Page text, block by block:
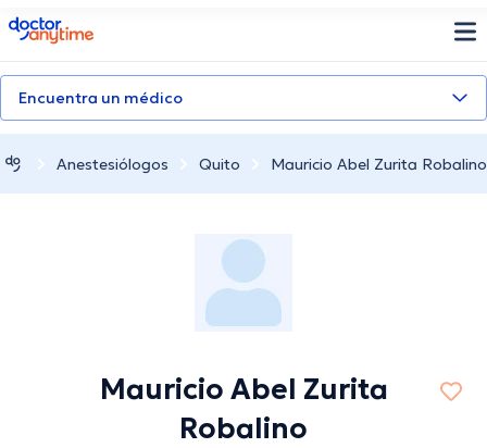
doctoranytime
Encuentra un médico
Anestesiólogos Quito Mauricio Abel Zurita Robalino
Mauricio Abel Zurita
Robalino